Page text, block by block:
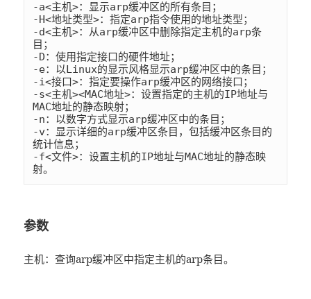
-a<主机>：显示arp缓冲区的所有条目；
-H<地址类型>：指定arp指令使用的地址类型；
-d<主机>：从arp缓冲区中删除指定主机的arp条
目；
-D：使用指定接口的硬件地址；
-e：以Linux的显示风格显示arp缓冲区中的条目；
-i<接口>：指定要操作arp缓冲区的网络接口；
-s<主机><MAC地址>：设置指定的主机的IP地址与
MAC地址的静态映射；
-n：以数字方式显示arp缓冲区中的条目；
-v：显示详细的arp缓冲区条目，包括缓冲区条目的
统计信息；
-f<文件>：设置主机的IP地址与MAC地址的静态映
射。
参数
主机：查询arp缓冲区中指定主机的arp条目。